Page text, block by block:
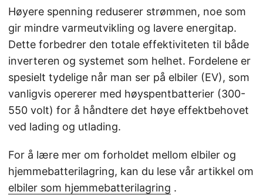
Høyere spenning reduserer strømmen, noe som
gir mindre varmeutvikling og lavere energitap.
Dette forbedrer den totale effektiviteten til både
inverteren og systemet som helhet. Fordelene er
spesielt tydelige når man ser på elbiler (EV), som
vanligvis opererer med høyspentbatterier (300-
550 volt) for å håndtere det høye effektbehovet
ved lading og utlading.
For å lære mer om forholdet mellom elbiler og
hjemmebatterilagring, kan du lese vår artikkel om
elbiler som hjemmebatterilagring .